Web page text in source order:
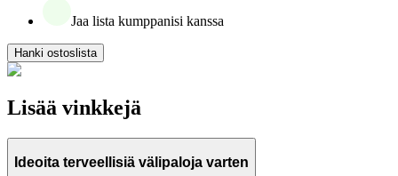
Jaa lista kumppanisi kanssa
Hanki ostoslista
Lisää vinkkejä
Ideoita terveellisiä välipaloja varten